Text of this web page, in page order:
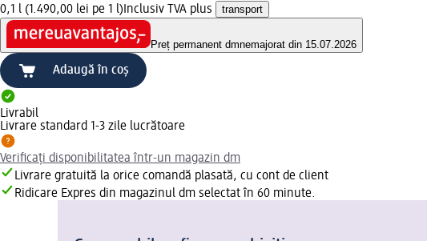
0,1 l (1.490,00 lei pe 1 l) Inclusiv TVA plus transport
Preț permanent dmnemajorat din 15.07.2026
Adaugă în coș
Livrabil
Livrare standard 1-3 zile lucrătoare
Verificați disponibilitatea într-un magazin dm
Livrare gratuită la orice comandă plasată, cu cont de client
Ridicare Expres din magazinul dm selectat în 60 minute.